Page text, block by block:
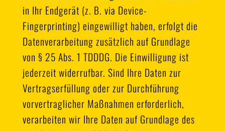
in Ihr Endgerät (z. B. via Device-
Fingerprinting) eingewilligt haben, erfolgt die
Datenverarbeitung zusätzlich auf Grundlage
von § 25 Abs. 1 TDDDG. Die Einwilligung ist
jederzeit widerrufbar. Sind Ihre Daten zur
Vertragserfüllung oder zur Durchführung
vorvertraglicher Maßnahmen erforderlich,
verarbeiten wir Ihre Daten auf Grundlage des